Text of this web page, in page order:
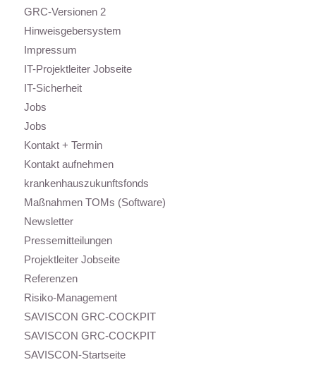
GRC-Versionen 2
Hinweisgebersystem
Impressum
IT-Projektleiter Jobseite
IT-Sicherheit
Jobs
Jobs
Kontakt + Termin
Kontakt aufnehmen
krankenhauszukunftsfonds
Maßnahmen TOMs (Software)
Newsletter
Pressemitteilungen
Projektleiter Jobseite
Referenzen
Risiko-Management
SAVISCON GRC-COCKPIT
SAVISCON GRC-COCKPIT
SAVISCON-Startseite